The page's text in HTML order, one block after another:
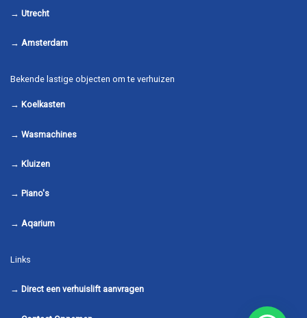
→ Utrecht
→ Amsterdam
Bekende lastige objecten om te verhuizen
→ Koelkasten
→ Wasmachines
→ Kluizen
→ Piano's
→ Aqarium
Links
→ Direct een verhuislift aanvragen